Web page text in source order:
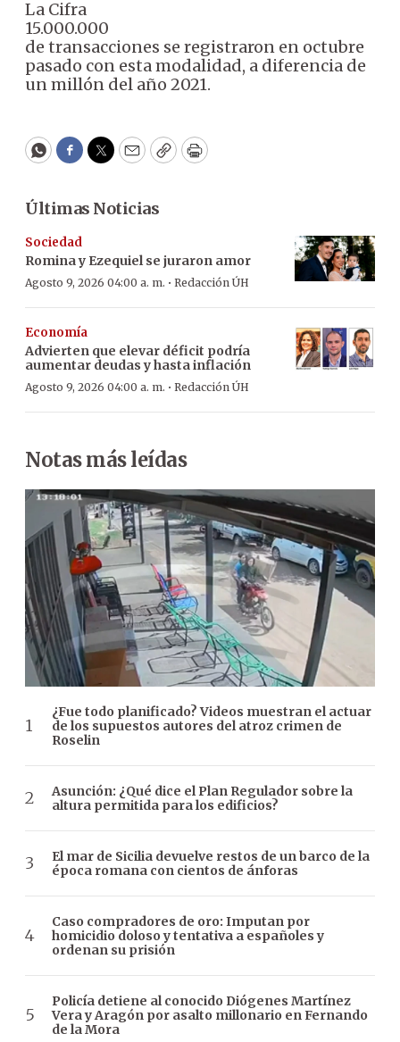
La Cifra
15.000.000
de transacciones se registraron en octubre
pasado con esta modalidad, a diferencia de
un millón del año 2021.
WhatsApp
Facebook
Twitter
EmailCopyPrint
Últimas Noticias
Sociedad
Romina y Ezequiel se juraron amor
Agosto 9, 2026 04:00 a. m. · Redacción ÚH
Economía
Advierten que elevar déficit podría
aumentar deudas y hasta inflación
Agosto 9, 2026 04:00 a. m. · Redacción ÚH
Notas más leídas
¿Fue todo planificado? Videos muestran el actuar
de los supuestos autores del atroz crimen de
Roselin
Asunción: ¿Qué dice el Plan Regulador sobre la
altura permitida para los edificios?
El mar de Sicilia devuelve restos de un barco de la
época romana con cientos de ánforas
Caso compradores de oro: Imputan por
homicidio doloso y tentativa a españoles y
ordenan su prisión
Policía detiene al conocido Diógenes Martínez
Vera y Aragón por asalto millonario en Fernando
de la Mora